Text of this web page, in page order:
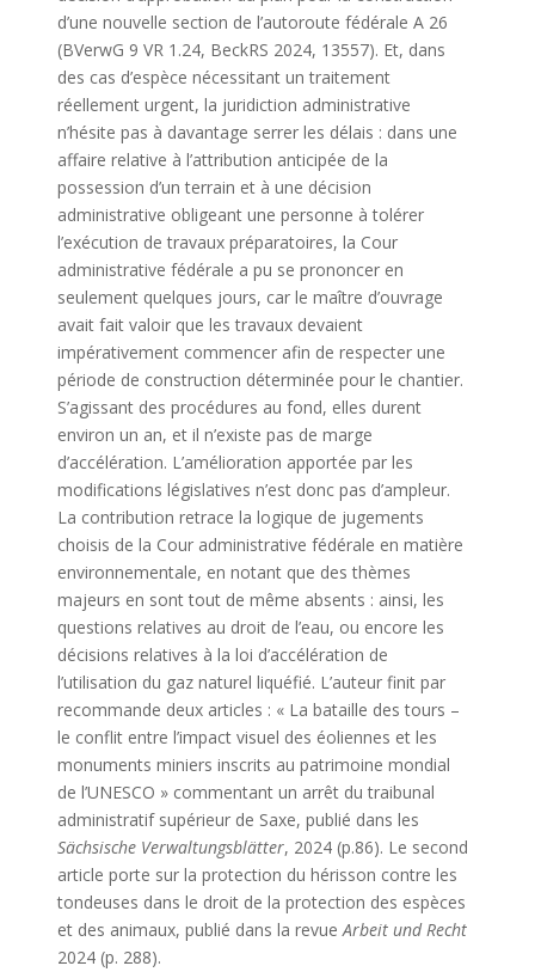
d’une nouvelle section de l’autoroute fédérale A 26
(BVerwG 9 VR 1.24, BeckRS 2024, 13557). Et, dans
des cas d’espèce nécessitant un traitement
réellement urgent, la juridiction administrative
n’hésite pas à davantage serrer les délais : dans une
affaire relative à l’attribution anticipée de la
possession d’un terrain et à une décision
administrative obligeant une personne à tolérer
l’exécution de travaux préparatoires, la Cour
administrative fédérale a pu se prononcer en
seulement quelques jours, car le maître d’ouvrage
avait fait valoir que les travaux devaient
impérativement commencer afin de respecter une
période de construction déterminée pour le chantier.
S’agissant des procédures au fond, elles durent
environ un an, et il n’existe pas de marge
d’accélération. L’amélioration apportée par les
modifications législatives n’est donc pas d’ampleur.
La contribution retrace la logique de jugements
choisis de la Cour administrative fédérale en matière
environnementale, en notant que des thèmes
majeurs en sont tout de même absents : ainsi, les
questions relatives au droit de l’eau, ou encore les
décisions relatives à la loi d’accélération de
l’utilisation du gaz naturel liquéfié. L’auteur finit par
recommande deux articles : « La bataille des tours –
le conflit entre l’impact visuel des éoliennes et les
monuments miniers inscrits au patrimoine mondial
de l’UNESCO » commentant un arrêt du traibunal
administratif supérieur de Saxe, publié dans les
Sächsische Verwaltungsblätter, 2024 (p.86). Le second
article porte sur la protection du hérisson contre les
tondeuses dans le droit de la protection des espèces
et des animaux, publié dans la revueArbeit und Recht
2024 (p. 288).